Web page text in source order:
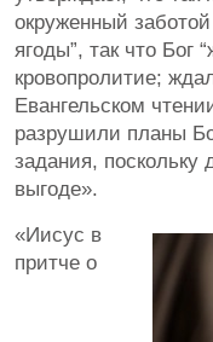
окруженный
ягоды”, так что Бог
кровопролитие;
Евангельском
разрушили планы
задания,
выгоде».
«Иисус в
притче о